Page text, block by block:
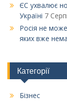
ЄС ухвалює
Україні 7
Росія не
яких вже нема
Категорії
Бізнес